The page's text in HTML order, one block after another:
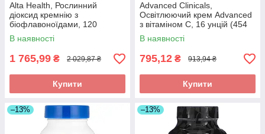
Alta Health, Рослинний
діоксид кремнію з
біофлавоноїдами, 120
таблеток, оригінал
В наявності
1 765,99 ₴ 2 029,87 ₴
Купити
Advanced Clinicals,
Освітлюючий крем Advanced
з вітаміном C, 16 унцій (454
г), оригінал
В наявності
795,12 ₴ 913,94 ₴
Купити
–13% –13%